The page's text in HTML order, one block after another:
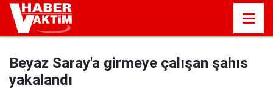
Beyaz Saray'a girmeye çalışan şahıs
yakalandı